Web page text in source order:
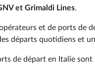
et Grimaldi Lines.
et de ports de
départs quotidiens et
de départ en Italie sont